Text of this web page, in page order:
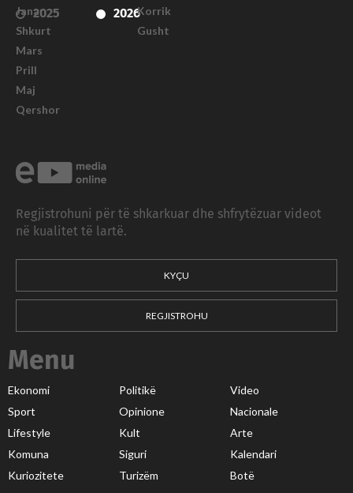
2025
2026
Janar
Shkurt
Mars
Prill
Maj
Qershor
Korrik
Gusht
Regjistrohuni për të shkarkuar dhe shfrytëzuar videot
në kualitet të lartë.
KYÇU
REGJISTROHU
Menu
Ekonomi Politikë
Video
Sport
Opinione
Nacionale
Lifestyle
Kult
Arte
Komuna
Siguri
Kalendari
Kuriozitete
Turizëm
Botë